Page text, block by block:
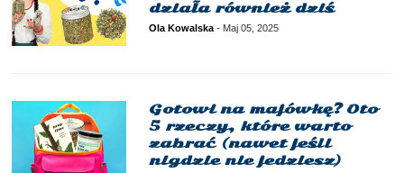
działa również dziś
Ola Kowalska - Maj 05, 2025
Gotowi na majówkę? Oto
5 rzeczy, które warto
zabrać (nawet jeśli
nigdzie nie jedziesz)